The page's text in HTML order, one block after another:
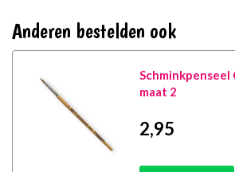
Anderen bestelden ook
Schminkpenseel
maat 2
2,95